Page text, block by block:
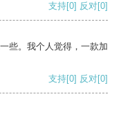
支持[0] 反对[0]
些。我个人觉得，一款加
支持[0] 反对[0]